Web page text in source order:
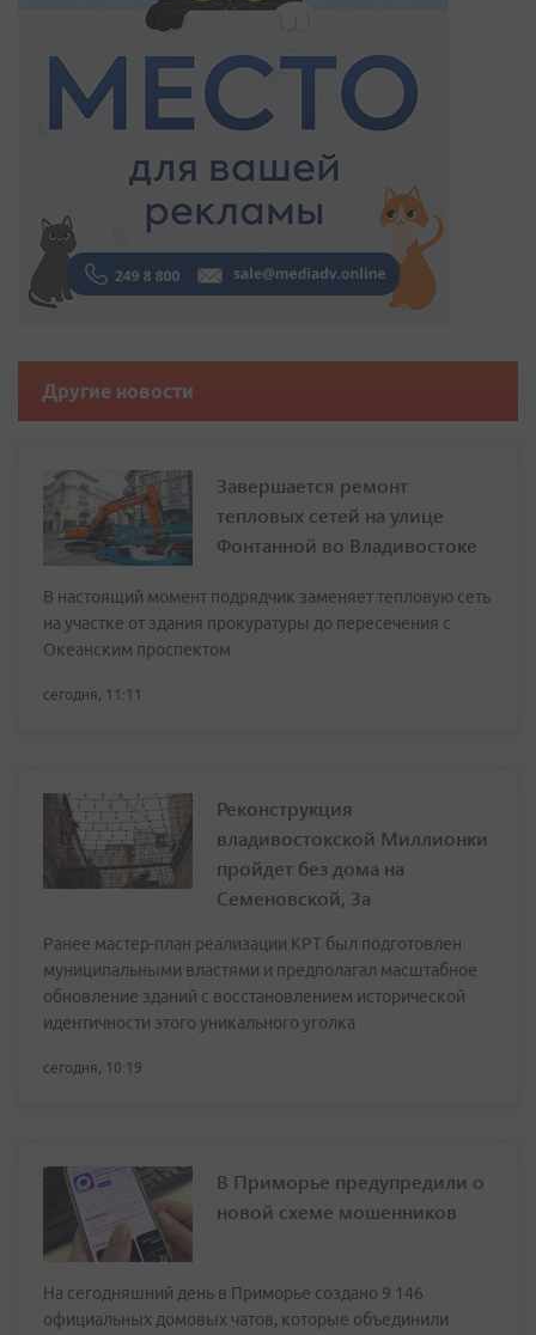
Другие новости
Завершается ремонт
тепловых сетей на улице
Фонтанной во Владивостоке
В настоящий момент подрядчик заменяет тепловую сеть
на участке от здания прокуратуры до пересечения с
Океанским проспектом
сегодня, 11:11
Реконструкция
владивостокской Миллионки
пройдет без дома на
Семеновской, 3а
Ранее мастер-план реализации КРТ был подготовлен
муниципальными властями и предполагал масштабное
обновление зданий с восстановлением исторической
идентичности этого уникального уголка
сегодня, 10:19
В Приморье предупредили о
новой схеме мошенников
На сегодняшний день в Приморье создано 9 146
официальных домовых чатов, которые объединили